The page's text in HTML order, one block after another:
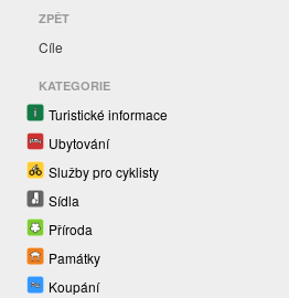
ZPĚT
Cíle
KATEGORIE
Turistické informace
Ubytování
Služby pro cyklisty
Sídla
Příroda
Památky
Koupání